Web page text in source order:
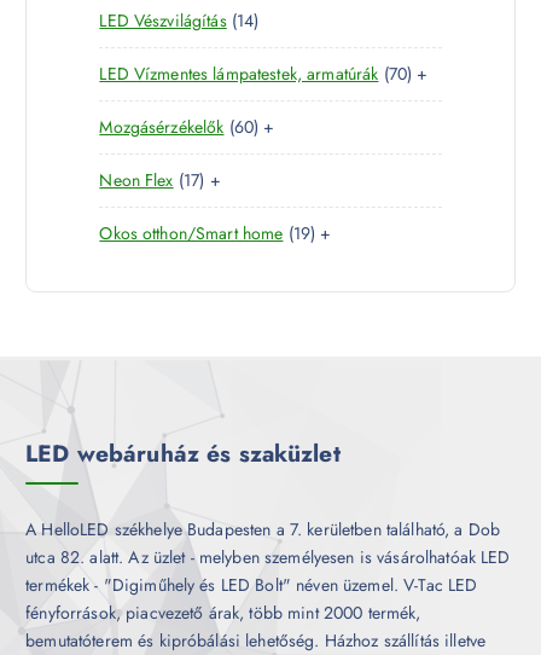
k
é
k
r
m
é
e
r
m
é
k
LED Vészvilágítás 141
4
t
e
r
m
k
LED Vízmentes lámpatestek, armatúrák 707
0
e
m
+
Mozgásérzékelők 606
0
e
r
é
+
Neon Flex 171
7
t
r
+
Okos otthon/Smart home 191
t
+
LED webáruház és szaküzlet
A HelloLED székhelye Budapesten a 7. kerületben található, a Dob
utca 82. alatt. Az üzlet - melyben személyesen is vásárolhatóak LED
termékek - "Digiműhely és LED Bolt" néven üzemel. V-Tac LED
fényforrások, piacvezető árak, több mint 2000 termék,
bemutatóterem és kipróbálási lehetőség. Házhoz szállítás illetve